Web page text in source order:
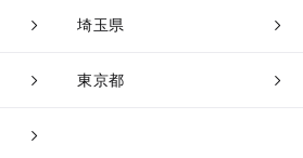
埼玉県
東京都